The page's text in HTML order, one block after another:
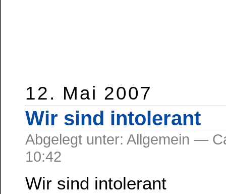
12. Mai 2007
Wir sind intolerant
Abgelegt unter: Allgemein —
10:42
Wir sind intolerant